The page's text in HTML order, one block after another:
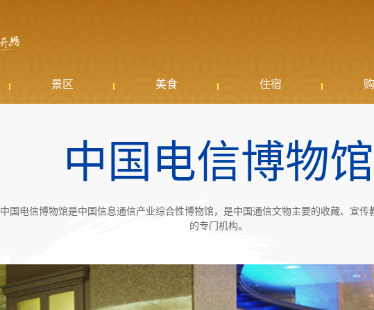
景区 美食 住宿
中国电信博物馆
中国电信博物馆是中国信息通信产业综合性博物馆，是中国通信文物主要的收藏、宣传
的专门机构。